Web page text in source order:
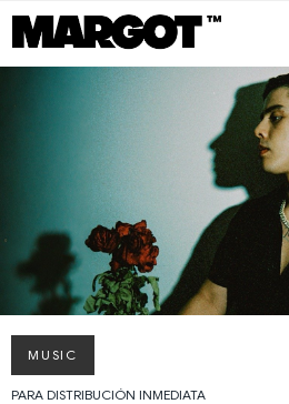
MUSIC
PARA DISTRIBUCIÓN INMEDIATA